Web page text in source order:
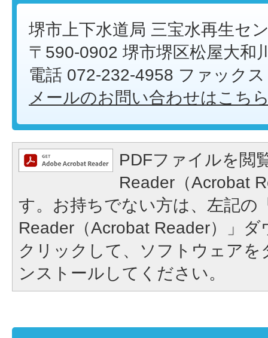
堺市上下水道局 三宝水再生セ
〒590-0902 堺市堺区松屋大和
電話 072-232-4958 ファック
メールのお問い合わせはこち
PDFファイルを閲
Reader（Acrobat
す。お持ちでない方は、左記の
Reader（Acrobat Reader）」
クリックして、ソフトウェア
ンストールしてください。